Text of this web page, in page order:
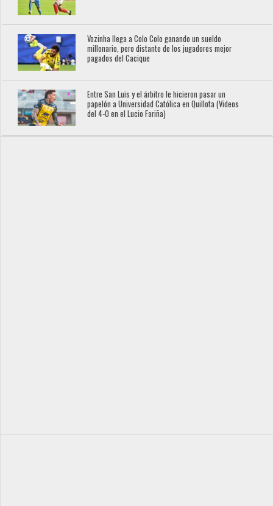
Vozinha llega a Colo Colo ganando un sueldo
millonario, pero distante de los jugadores mejor
pagados del Cacique
Entre San Luis y el árbitro le hicieron pasar un
papelón a Universidad Católica en Quillota (Videos
del 4-0 en el Lucio Fariña)